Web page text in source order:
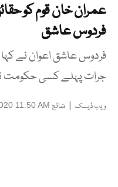
عمران خان قوم کو
فردوس عاشق
فردوس عاشق اعوان نے
جرات پہلے کسی حکومت
ویب ڈیسک | شائع 11:50 AM